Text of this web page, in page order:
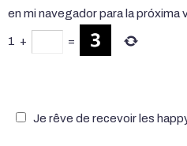
en mi navegador para la próxima
1 + =
Je rêve de recevoir les